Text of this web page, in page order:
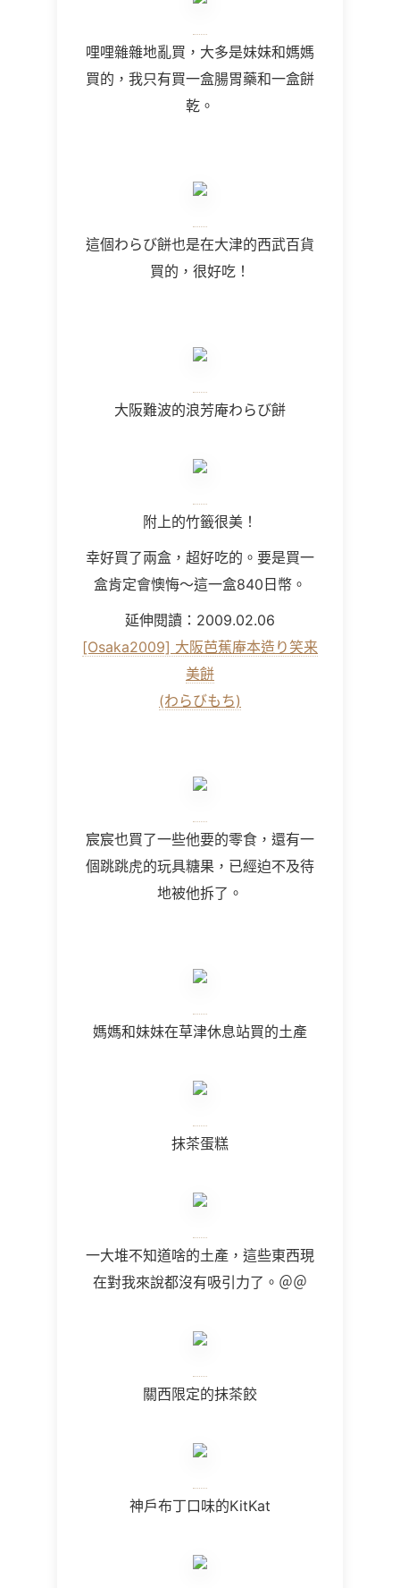
哩哩雜雜地亂買，大多是妹妹和媽媽
買的，我只有買一盒腸胃藥和一盒餅
乾。
這個わらび餅也是在大津的西武百貨
買的，很好吃！
大阪難波的浪芳庵わらび餅
附上的竹籤很美！
幸好買了兩盒，超好吃的。要是買一
盒肯定會懊悔～這一盒840日幣。
延伸閱讀：2009.02.06
[Osaka2009] 大阪芭蕉庵本造り笑来
美餅
(わらびもち)
宸宸也買了一些他要的零食，還有一
個跳跳虎的玩具糖果，已經迫不及待
地被他拆了。
媽媽和妹妹在草津休息站買的土產
抹茶蛋糕
一大堆不知道啥的土產，這些東西現
在對我來說都沒有吸引力了。＠＠
關西限定的抹茶餃
神戶布丁口味的KitKat